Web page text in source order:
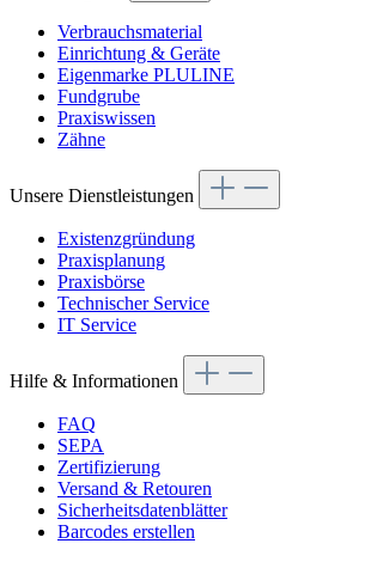
Verbrauchsmaterial
Einrichtung & Geräte
Eigenmarke PLULINE
Fundgrube
Praxiswissen
Zähne
Unsere Dienstleistungen
Existenzgründung
Praxisplanung
Praxisbörse
Technischer Service
IT Service
Hilfe & Informationen
FAQ
SEPA
Zertifizierung
Versand & Retouren
Sicherheitsdatenblätter
Barcodes erstellen